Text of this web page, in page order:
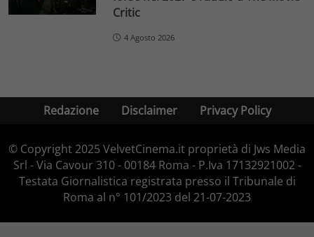
Critic
4 Agosto 2026
Redazione Disclaimer Privacy Policy
© Copyright 2025 VelvetCinema.it proprietà di Jws Media
Srl - Via Cavour 310 - 00184 Roma - P.Iva 17132921002 -
Testata Giornalistica registrata presso il Tribunale di
Roma al n° 101/2023 del 21-07-2023